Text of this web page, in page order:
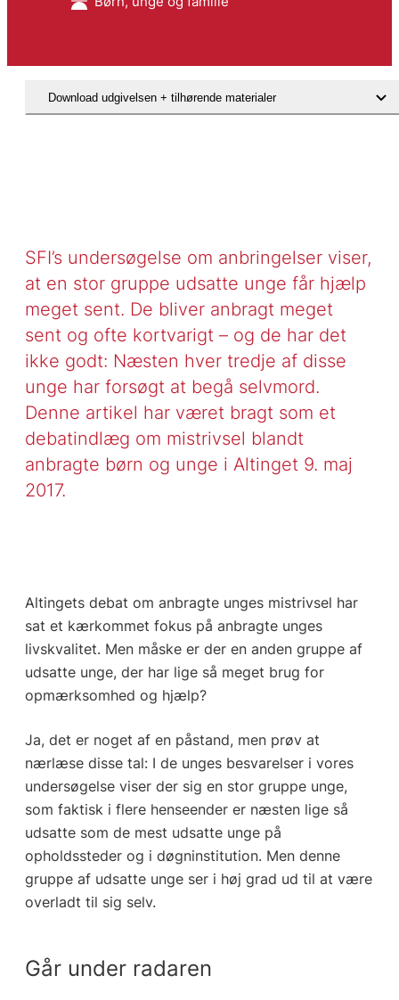
Download udgivelsen + tilhørende materialer
SFI’s undersøgelse om anbringelser viser,
at en stor gruppe udsatte unge får hjælp
meget sent. De bliver anbragt meget
sent og ofte kortvarigt – og de har det
ikke godt: Næsten hver tredje af disse
unge har forsøgt at begå selvmord.
Denne artikel har været bragt som et
debatindlæg om mistrivsel blandt
anbragte børn og unge i Altinget 9. maj
2017.
Altingets debat om anbragte unges mistrivsel har
sat et kærkommet fokus på anbragte unges
livskvalitet. Men måske er der en anden gruppe af
udsatte unge, der har lige så meget brug for
opmærksomhed og hjælp?
Ja, det er noget af en påstand, men prøv at
nærlæse disse tal: I de unges besvarelser i vores
undersøgelse viser der sig en stor gruppe unge,
som faktisk i flere henseender er næsten lige så
udsatte som de mest udsatte unge på
opholdssteder og i døgninstitution. Men denne
gruppe af udsatte unge ser i høj grad ud til at være
overladt til sig selv.
Går under radaren